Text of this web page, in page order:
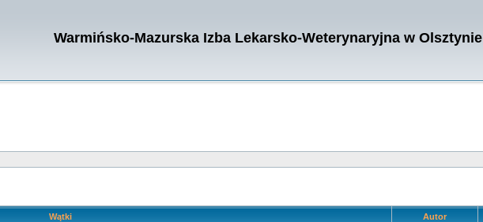
Warmińsko-Mazurska Izba Lekarsko-Weterynaryjna w Olsztynie
Wątki Autor